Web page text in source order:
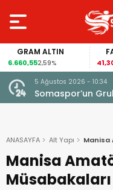
FAİZ
41,30-0,55%
5 Ağustos 2026 - 10:34
Somaspor’un
ANASAYFA Alt Yapı Manisa
Manisa